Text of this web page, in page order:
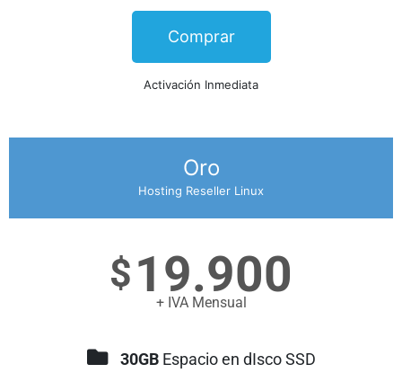
Comprar
Activación Inmediata
Oro
Hosting Reseller Linux
$19.900
+ IVA Mensual
30GBEspacio en dIsco SSD